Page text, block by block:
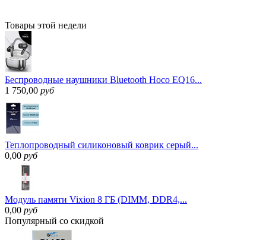
Товары этой недели
Беспроводные наушники Bluetooth Hoco EQ16...
1 750,00 руб
Теплопроводный силиконовый коврик серый...
0,00 руб
Модуль памяти Vixion 8 ГБ (DIMM, DDR4,...
0,00 руб
Популярный со скидкой